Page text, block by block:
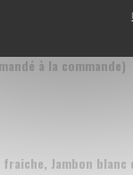
à la commande)
Jambon